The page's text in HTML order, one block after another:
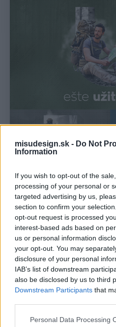
misudesign.sk - Do Not
Information
If you wish to opt-out of the
processing of your personal or
targeted advertising by us,
section to confirm your
opt-out request is processed
interest-based ads based on
us or personal information
your opt-out. You may
disclosure of your personal
IAB’s list of downstream
also be disclosed by us to third
Downstream Participants that
Personal Data Processing